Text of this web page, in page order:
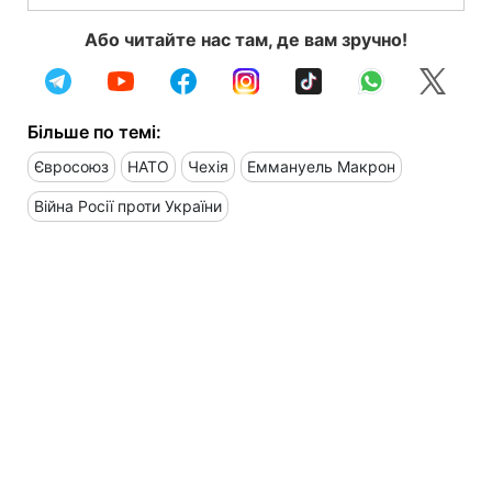
Або читайте нас там, де вам зручно!
Більше по темі:
Євросоюз НАТО Чехія Еммануель Макрон
Війна Росії проти України